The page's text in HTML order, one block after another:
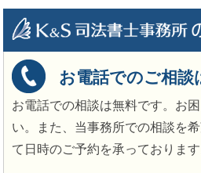
お電話でのご相談
お電話での相談は無料です。お
い。また、当事務所での相談を
て日時のご予約を承っております